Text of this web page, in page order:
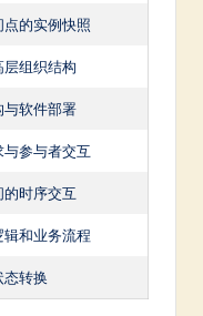
点的实例快照
层组织结构
与软件部署
与参与者交互
的时序交互
辑和业务流程
态转换